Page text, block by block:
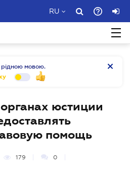
RU
рідною мовою.
юстиции
помощь
179 0